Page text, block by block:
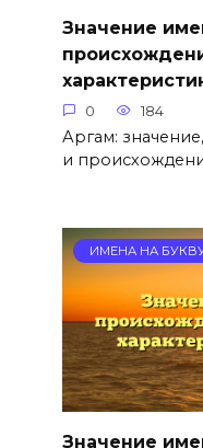
Значение
0 184
Аргам:
и
ИМЕНА НА
Значение